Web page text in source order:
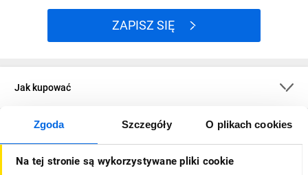
Zgoda Szczegóły O plikach cookies
Na tej stronie są wykorzystywane pliki cookie
ZAPISZ SIĘ
Jak kupować
O firmie